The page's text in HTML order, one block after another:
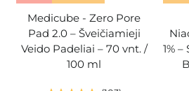
Medicube - Zero Pore
Pad 2.0 – Šveičiamieji
Veido Padeliai – 70 vnt. /
100 ml
1%